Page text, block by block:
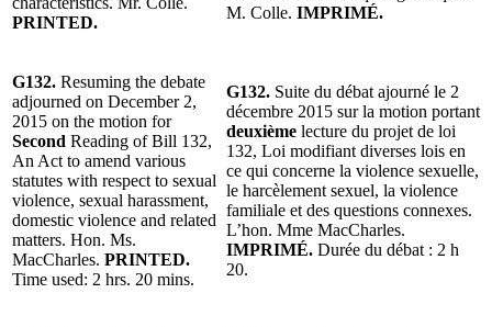
PRINTED.
M. Colle. IMPRIMÉ.
G132. Resuming the debate
adjourned on December 2,
2015 on the motion for
Second Reading of Bill 132,
An Act to amend various
statutes with respect to sexual
violence, sexual harassment,
domestic violence and related
matters. Hon. Ms.
MacCharles. PRINTED.
Time used: 2 hrs. 20 mins.
G132. Suite du débat ajourné le 2
décembre 2015 sur la motion portant
deuxième lecture du projet de loi
132, Loi modifiant diverses lois en
ce qui concerne la violence sexuelle,
le harcèlement sexuel, la violence
familiale et des questions connexes.
L’hon. Mme MacCharles.
IMPRIMÉ. Durée du débat : 2 h
20.